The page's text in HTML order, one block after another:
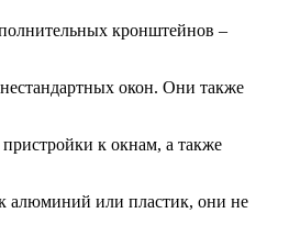
кронштейнов –
окон. Они также
к окнам, а также
алюминий или пластик, они не